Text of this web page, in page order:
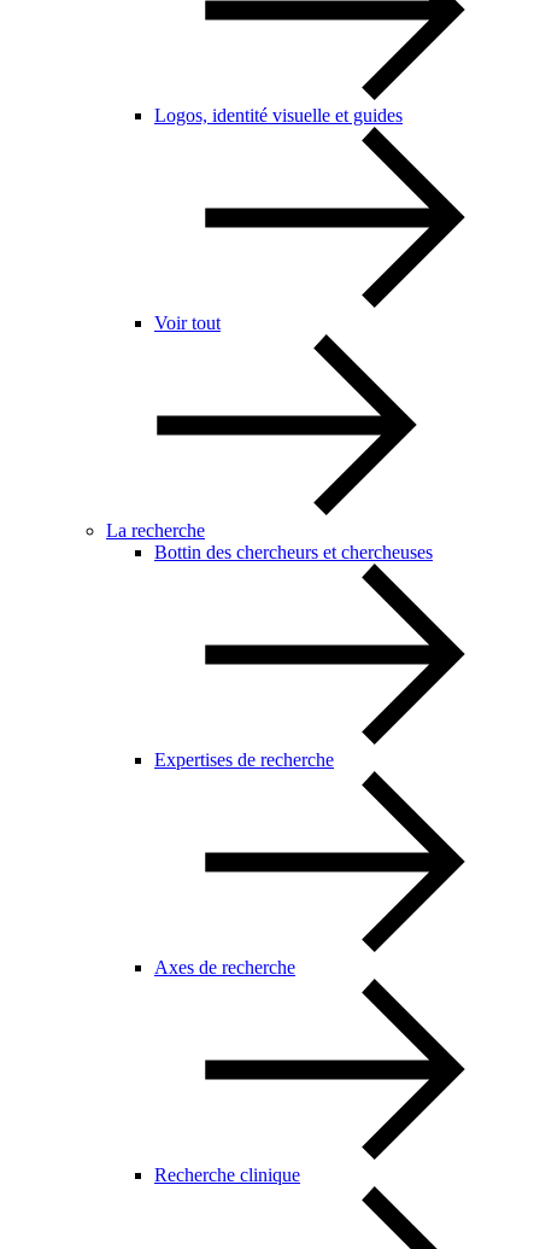
Logos, identité visuelle et guides
Voir tout
La recherche
Bottin des chercheurs et chercheuses
Expertises de recherche
Axes de recherche
Recherche clinique